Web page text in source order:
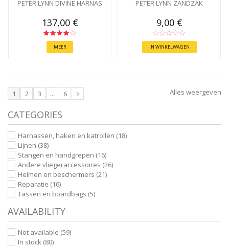
PETER LYNN DIVINE HARNAS
137,00 €
MEER
PETER LYNN ZANDZAK
9,00 €
IN WINKELWAGEN
Alles weergeven
1 2 3 ... 6
CATEGORIES
Harnassen, haken en katrollen (18)
Lijnen (38)
Stangen en handgrepen (16)
Andere vliegeraccessoires (26)
Helmen en beschermers (21)
Reparatie (16)
Tassen en boardbags (5)
AVAILABILITY
Not available (59)
In stock (80)